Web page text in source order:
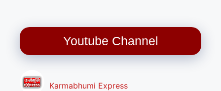
Youtube Channel
Karmabhumi Express